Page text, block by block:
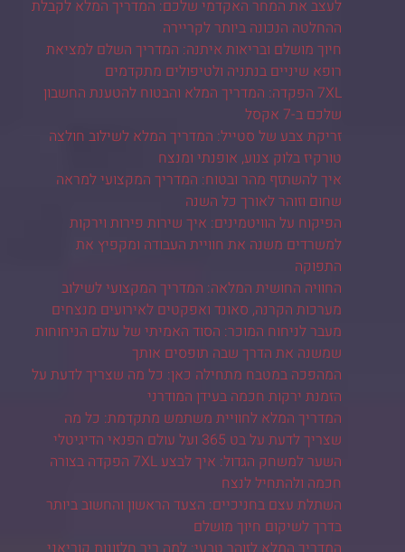
לעצב את המחר האקדמי שלכם: המדריך המלא לקבלת
ההחלטה הנכונה ביותר לקריירה
חיוך מושלם ובריאות איתנה: המדריך השלם למציאת
רופא שיניים בנתניה ולטיפולים מתקדמים
7XL הפקדה: המדריך המלא והבטוח להטענת החשבון
שלכם ב-7 אקסל
זריקת צבע של סטייל: המדריך המלא לשילוב חולצה
טורקיז בלוק צנוע, אופנתי ומנצח
איך להשתזף מהר ובטוח: המדריך המקצועי למראה
שחום וזוהר לאורך כל השנה
הפיקוח על הוויטמינים: איך שירות פירות וירקות
למשרדים משנה את חוויית העבודה ומקפיץ את
התפוקה
החוויה החושית המלאה: המדריך המקצועי לשילוב
מערכות הקרנה, סאונד ואפקטים לאירועים מנצחים
מעבר לניחוח המוכר: הסוד האמיתי של עולם הניחוחות
שמשנה את הדרך שבה תופסים אותך
המהפכה במטבח מתחילה כאן: כל מה שצריך לדעת על
הזמנת ירקות חכמה בעידן המודרני
המדריך המלא לחוויית משתמש מתקדמת: כל מה
שצריך לדעת על בט 365 ועל עולם הפנאי הדיגיטלי
השער למשחק הגדול: איך לבצע 7XL הפקדה בצורה
חכמה ולהתחיל לנצח
השתלת עצם בחניכיים: הצעד הראשון והחשוב ביותר
בדרך לשיקום חיוך מושלם